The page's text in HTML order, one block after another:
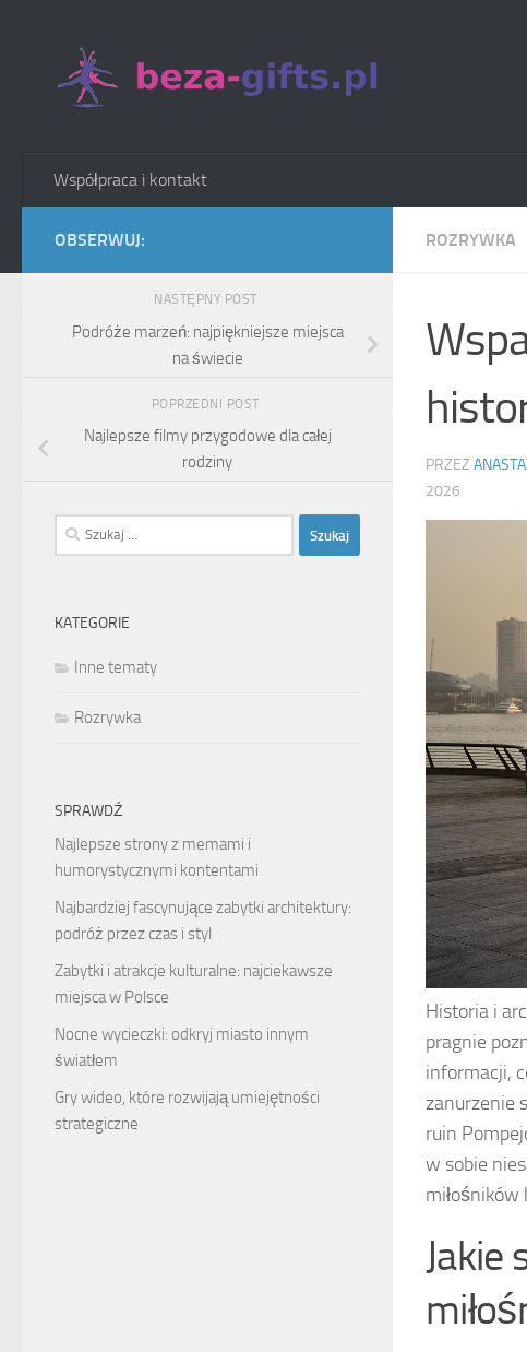
Współpraca i kontakt
ROZRYWKA
PRZEZ
2026
Historia i
pragnie
informacji,
zanurzenie
ruin
w sobie
Jakie
OBSERWUJ:
NASTĘPNY POST
Podróże marzeń: najpiękniejsze miejsca
na świecie
POPRZEDNI POST
Najlepsze filmy przygodowe dla całej
rodziny
Szukaj:
KATEGORIE
Inne tematy
Rozrywka
SPRAWDŹ
Najlepsze strony z memami i
humorystycznymi kontentami
Najbardziej fascynujące zabytki architektury:
podróż przez czas i styl
Zabytki i atrakcje kulturalne: najciekawsze
miejsca w Polsce
Nocne wycieczki: odkryj miasto innym
światłem
Gry wideo, które rozwijają umiejętności
strategiczne